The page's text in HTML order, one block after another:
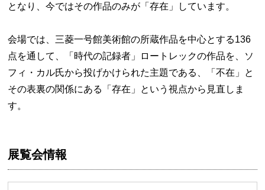
となり、今ではその作品のみが「存在」しています。
会場では、三菱一号館美術館の所蔵作品を中心とする136
点を通して、「時代の記録者」ロートレックの作品を、ソ
フィ・カル氏から投げかけられた主題である、「不在」と
その表裏の関係にある「存在」という視点から見直しま
す。
展覧会情報